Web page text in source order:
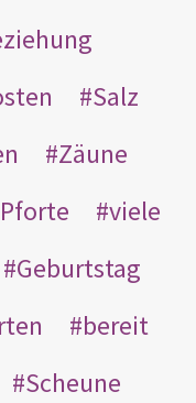
Salz
Zäune
Pforte
viele
Geburtstag
bereit
Scheune